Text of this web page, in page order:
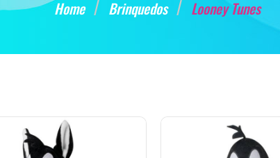
Home Brinquedos Looney Tunes